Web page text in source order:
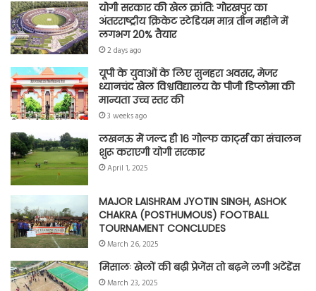
योगी सरकार की खेल क्रांति: गोरखपुर का
अंतरराष्ट्रीय क्रिकेट स्टेडियम मात्र तीन महीने में
लगभग 20% तैयार
2 days ago
यूपी के युवाओं के लिए सुनहरा अवसर, मेजर
ध्यानचंद खेल विश्वविद्यालय के पीजी डिप्लोमा की
मान्यता उच्च स्तर की
3 weeks ago
लखनऊ में जल्द ही 16 गोल्फ कार्ट्स का संचालन
शुरू कराएगी योगी सरकार
April 1, 2025
MAJOR LAISHRAM JYOTIN SINGH, ASHOK
CHAKRA (POSTHUMOUS) FOOTBALL
TOURNAMENT CONCLUDES
March 26, 2025
मिसालः खेलों की बढ़ी प्रेजेंस तो बढ़ने लगी अटेंडेंस
March 23, 2025